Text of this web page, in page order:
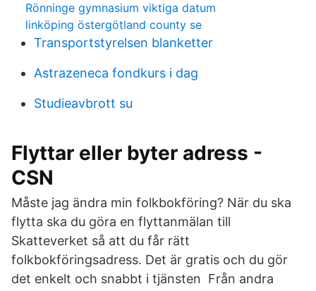
Rönninge gymnasium viktiga datum
linköping östergötland county se
Transportstyrelsen blanketter
Astrazeneca fondkurs i dag
Studieavbrott su
Flyttar eller byter adress -
CSN
Måste jag ändra min folkbokföring? När du ska
flytta ska du göra en flyttanmälan till
Skatteverket så att du får rätt
folkbokföringsadress. Det är gratis och du gör
det enkelt och snabbt i tjänsten Från andra